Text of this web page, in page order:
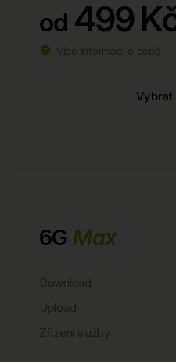
od 499
Vybrat
6G Max